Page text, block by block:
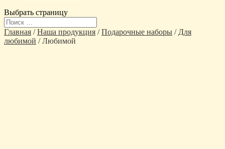
Выбрать страницу
Главная /Наша продукция /Подарочные наборы / Для
любимой / Любимой